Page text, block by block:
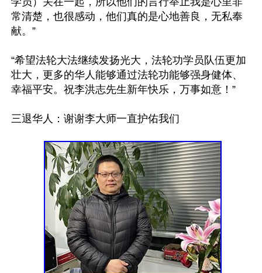
常清楚，也很感动，他们真的是心地善良，无私奉
献。”
“希望法轮大法继续发扬光大，法轮功学员队伍更加
壮大，更多的华人能够通过法轮功能够强身健体、
幸福平安。祝李洪志先生新年快乐，万事如意！”
三退华人：谢谢李大师一直护佑我们